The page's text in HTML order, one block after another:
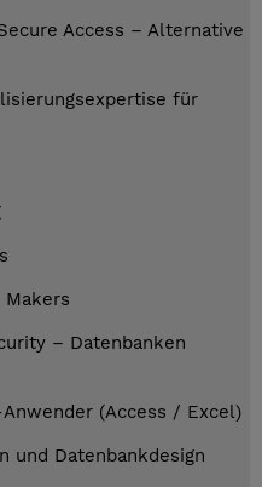
Access – Alternative
für
– Datenbanken
(Access / Excel)
und Datenbankdesign